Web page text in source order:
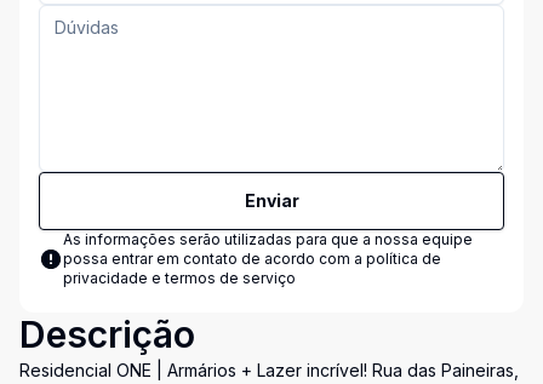
Enviar
As informações serão utilizadas para que a nossa equipe
possa entrar em contato de acordo com a política de
privacidade e termos de serviço
Descrição
Residencial ONE | Armários + Lazer incrível! Rua das Paineiras,